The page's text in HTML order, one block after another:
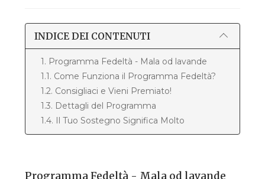
INDICE DEI CONTENUTI
1. Programma Fedeltà - Mala od lavande
1.1. Come Funziona il Programma Fedeltà?
1.2. Consigliaci e Vieni Premiato!
1.3. Dettagli del Programma
1.4. Il Tuo Sostegno Significa Molto
Programma Fedeltà - Mala od lavande